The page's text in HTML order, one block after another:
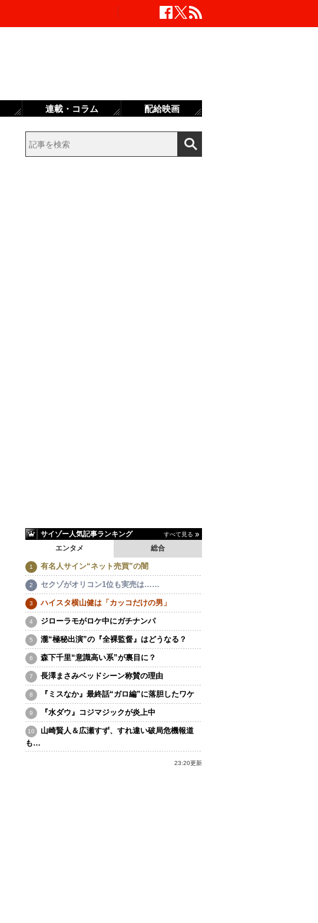
サイゾー人気記事ランキング すべて見る
エンタメ 総合
有名人サイン“ネット売買”の闇
セクゾがオリコン1位も実売は……
ハイスタ横山健は「カッコだけの男」
ジローラモがロケ中にガチナンパ
瀧“極秘出演”の『全裸監督』はどうなる？
森下千里“意識高い系”が裏目に？
長澤まさみベッドシーン称賛の理由
『ミスなか』最終話“ガロ編”に落胆したワケ
『水ダウ』コジマジックが炎上中
山崎賢人＆広瀬すず、すれ違い破局危機報道
も…
23:20更新
連載・コラム 配給映画